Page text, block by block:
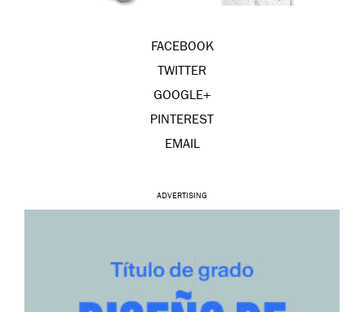
FACEBOOK
TWITTER
GOOGLE+
PINTEREST
EMAIL
ADVERTISING